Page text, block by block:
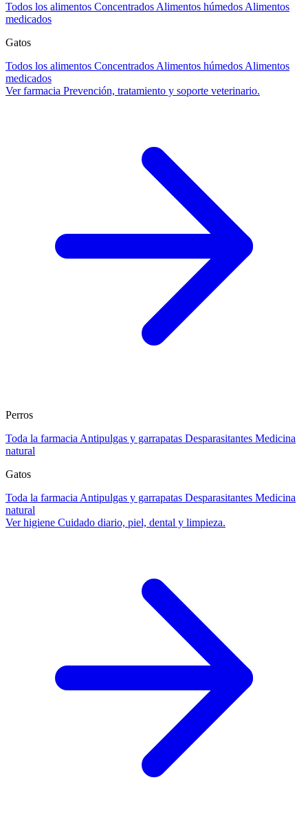
Todos los alimentos Concentrados Alimentos húmedos Alimentos
medicados
Gatos
Todos los alimentos Concentrados Alimentos húmedos Alimentos
medicados
Ver farmacia Prevención, tratamiento y soporte veterinario.
Perros
Toda la farmacia Antipulgas y garrapatas Desparasitantes Medicina
natural
Gatos
Toda la farmacia Antipulgas y garrapatas Desparasitantes Medicina
natural
Ver higiene Cuidado diario, piel, dental y limpieza.